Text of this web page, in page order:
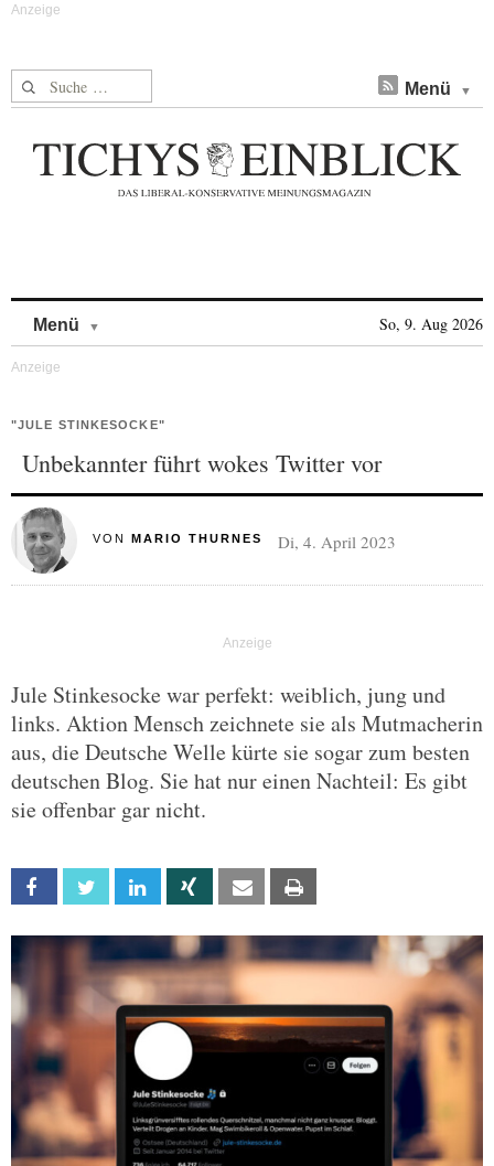
Suche nach: Menü
Menü So, 9. Aug 2026
"JULE STINKESOCKE"
Unbekannter führt wokes Twitter vor
VON MARIO THURNES Di, 4. April 2023
Jule Stinkesocke war perfekt: weiblich, jung und
links. Aktion Mensch zeichnete sie als Mutmacherin
aus, die Deutsche Welle kürte sie sogar zum besten
deutschen Blog. Sie hat nur einen Nachteil: Es gibt
sie offenbar gar nicht.
Facebook Twitter Linkedin Xing Email